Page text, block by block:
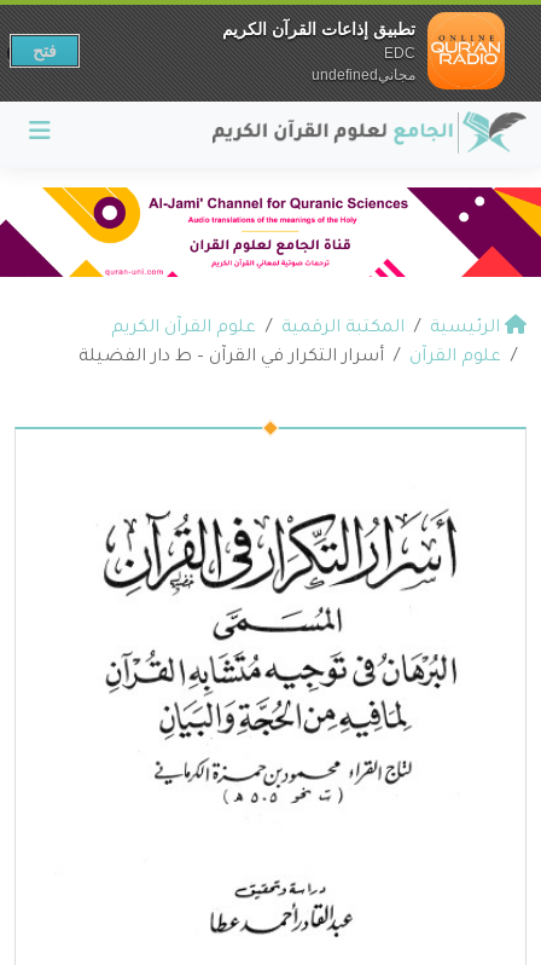
الرئيسية المكتبة الرقمية
علوم القرآن الكريم
علوم القرآن
أسرار التكرار في القرآن – ط دار الفضيلة
تطبيق إذاعات القرآن الكريم
EDC
مجانيundefined
فتح